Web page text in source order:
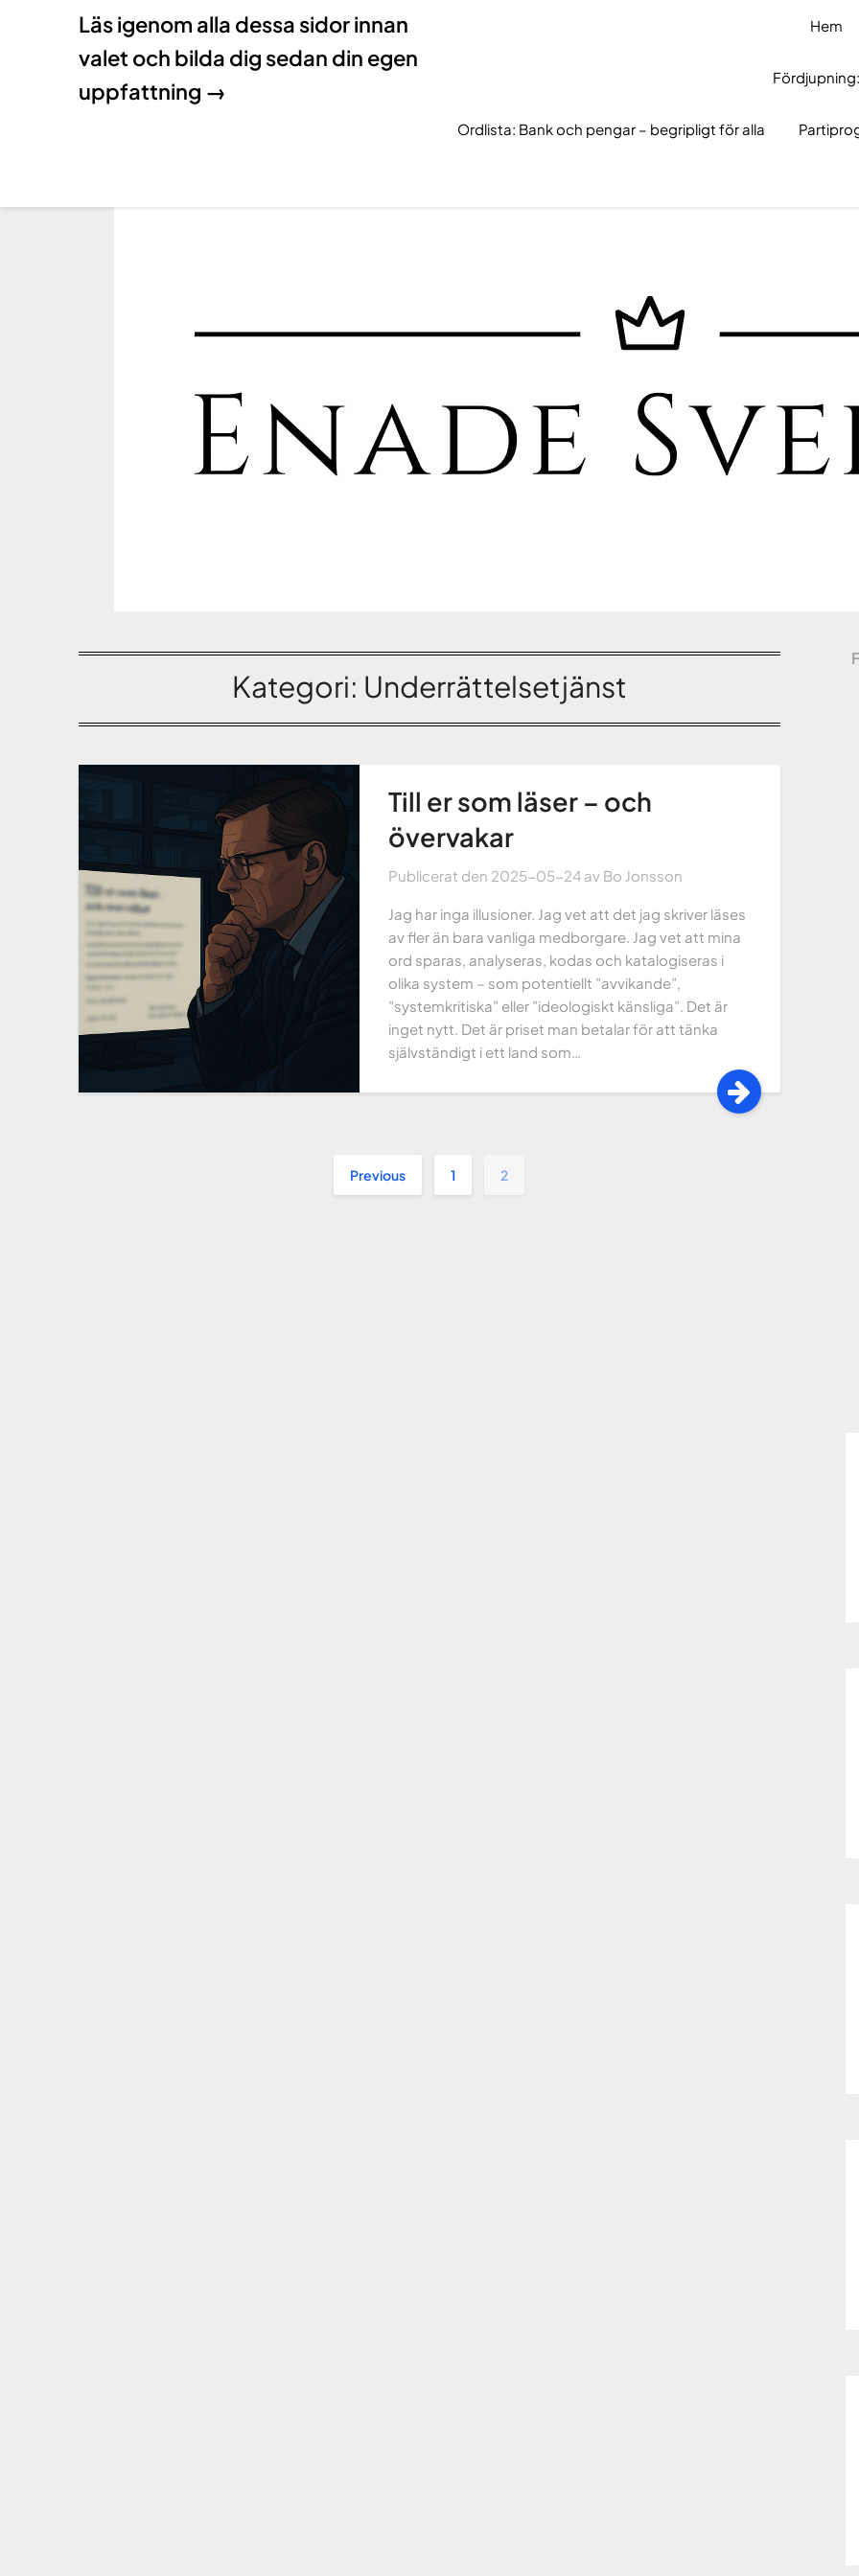
Läs igenom alla dessa sidor innan
valet och bilda dig sedan din egen
uppfattning →
Hem
Ordlista: Bank och pengar – begripligt för alla
Kategori: Underrättelsetjänst
Till er som läser – och
övervakar
Publicerat den 2025-05-24av Bo Jonsson
Jag har inga illusioner. Jag vet att det jag skriver läses
av fler än bara vanliga medborgare. Jag vet att mina
ord sparas, analyseras, kodas och katalogiseras i
olika system – som potentiellt ”avvikande”,
”systemkritiska” eller ”ideologiskt känsliga”. Det är
inget nytt. Det är priset man betalar för att tänka
självständigt i ett land som…
Previous 1 2